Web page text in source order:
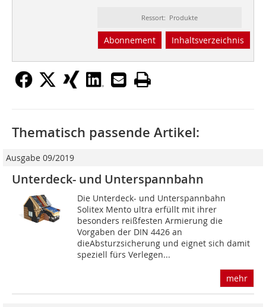
Ressort: Produkte
Abonnement Inhaltsverzeichnis
Thematisch passende Artikel:
Ausgabe 09/2019
Unterdeck- und Unterspannbahn
Die Unterdeck- und Unterspannbahn
Solitex Mento ultra erfüllt mit ihrer
besonders reißfesten Armierung die
Vorgaben der DIN 4426 an
dieAbsturzsicherung und eignet sich damit
speziell fürs Verlegen...
mehr